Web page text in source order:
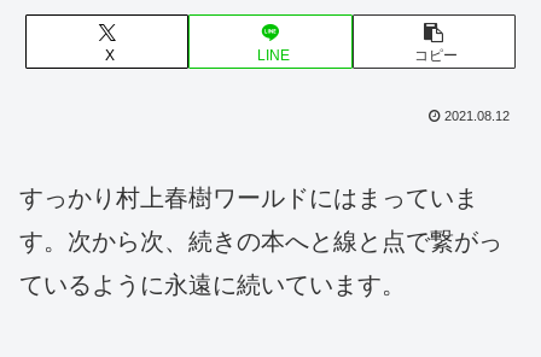
X LINE コピー
2021.08.12
すっかり村上春樹ワールドにはまっていま
す。次から次、続きの本へと線と点で繋がっ
ているように永遠に続いています。